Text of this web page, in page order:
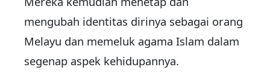
mengubah identitas dirinya sebagai orang
Melayu dan memeluk agama Islam dalam
segenap aspek kehidupannya.